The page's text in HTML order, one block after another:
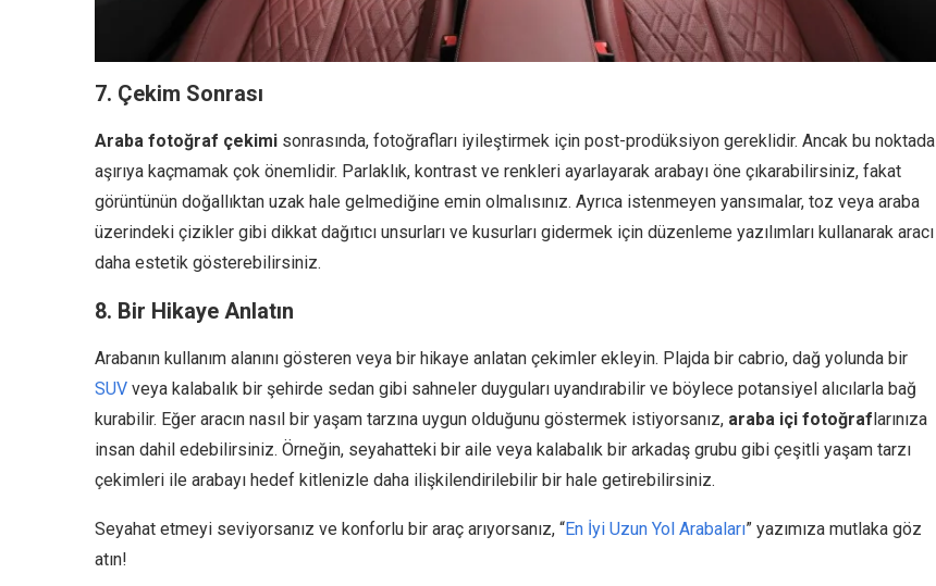
7. Çekim Sonrası
Araba fotoğraf çekimi sonrasında, fotoğrafları iyileştirmek için post-prodüksiyon gereklidir. Ancak bu noktada
aşırıya kaçmamak çok önemlidir. Parlaklık, kontrast ve renkleri ayarlayarak arabayı öne çıkarabilirsiniz, fakat
görüntünün doğallıktan uzak hale gelmediğine emin olmalısınız. Ayrıca istenmeyen yansımalar, toz veya araba
üzerindeki çizikler gibi dikkat dağıtıcı unsurları ve kusurları gidermek için düzenleme yazılımları kullanarak aracı
daha estetik gösterebilirsiniz.
8. Bir Hikaye Anlatın
Arabanın kullanım alanını gösteren veya bir hikaye anlatan çekimler ekleyin. Plajda bir cabrio, dağ yolunda bir
SUV veya kalabalık bir şehirde sedan gibi sahneler duyguları uyandırabilir ve böylece potansiyel alıcılarla bağ
kurabilir. Eğer aracın nasıl bir yaşam tarzına uygun olduğunu göstermek istiyorsanız, araba içi fotoğraf larınıza
insan dahil edebilirsiniz. Örneğin, seyahatteki bir aile veya kalabalık bir arkadaş grubu gibi çeşitli yaşam tarzı
çekimleri ile arabayı hedef kitlenizle daha ilişkilendirilebilir bir hale getirebilirsiniz.
Seyahat etmeyi seviyorsanız ve konforlu bir araç arıyorsanız, “En İyi Uzun Yol Arabaları” yazımıza mutlaka göz
atın!